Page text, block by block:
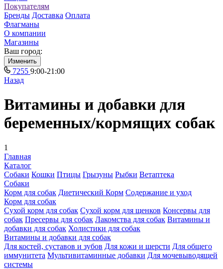
Покупателям
Бренды Доставка Оплата
Флагманы
О компании
Магазины
Ваш город:
Изменить
7255 9:00-21:00
Назад
Витамины и добавки для
беременных/кормящих собак
1
Главная
Каталог
Собаки Кошки Птицы Грызуны Рыбки Ветаптека
Собаки
Корм для собак Диетический Корм Содержание и уход
Корм для собак
Сухой корм для собак Сухой корм для щенков Консервы для
собак Пресервы для собак Лакомства для собак Витамины и
добавки для собак Холистики для собак
Витамины и добавки для собак
Для костей, суставов и зубов Для кожи и шерсти Для общего
иммунитета Мультивитаминные добавки Для мочевыводящей
системы